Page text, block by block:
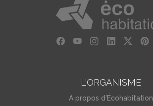
L'ORGANISME
À propos d'Écohabitation